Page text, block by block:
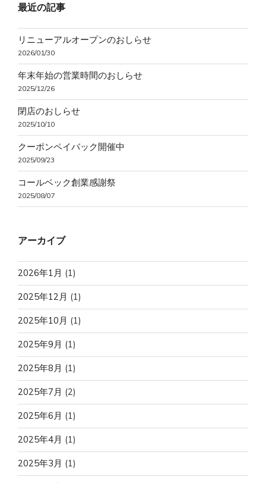
最近の記事
リニューアルオープンのおしらせ
2026/01/30
年末年始の営業時間のおしらせ
2025/12/26
閉店のおしらせ
2025/10/10
クーポンペイバック開催中
2025/09/23
コールベック創業感謝祭
2025/08/07
アーカイブ
2026年1月 (1)
2025年12月 (1)
2025年10月 (1)
2025年9月 (1)
2025年8月 (1)
2025年7月 (2)
2025年6月 (1)
2025年4月 (1)
2025年3月 (1)